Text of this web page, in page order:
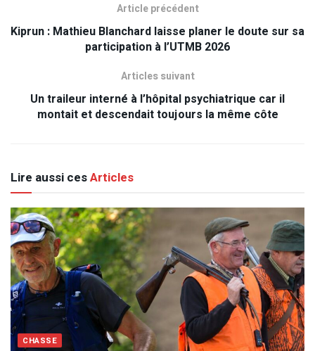
Article précédent
Kiprun : Mathieu Blanchard laisse planer le doute sur sa
participation à l’UTMB 2026
Articles suivant
Un traileur interné à l’hôpital psychiatrique car il
montait et descendait toujours la même côte
Lire aussi cesArticles
CHASSE